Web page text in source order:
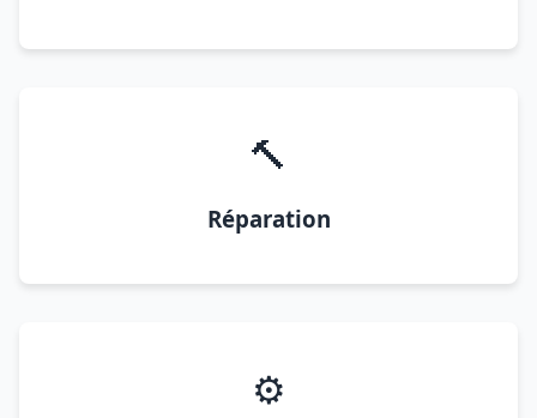
🔨
Réparation
⚙️